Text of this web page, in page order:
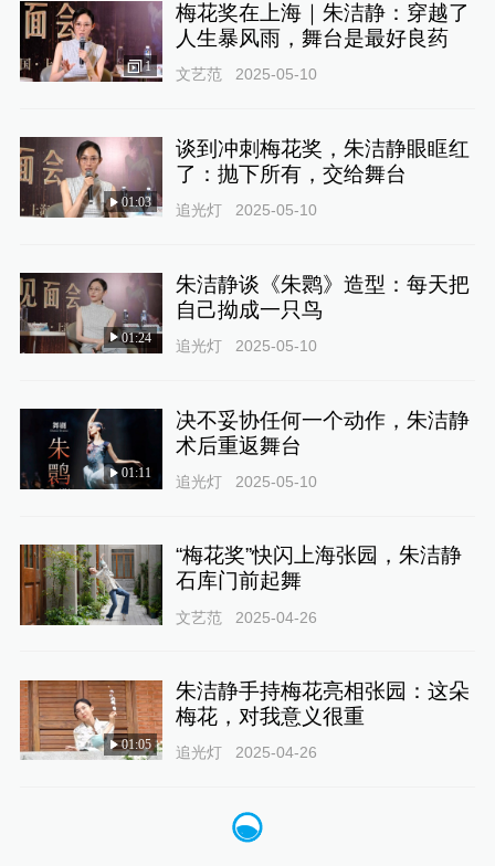
1
梅花奖在上海｜朱洁静：穿越了
人生暴风雨，舞台是最好良药
文艺范 2025-05-10
01:03
谈到冲刺梅花奖，朱洁静眼眶红
了：抛下所有，交给舞台
追光灯 2025-05-10
01:24
朱洁静谈《朱鹮》造型：每天把
自己拗成一只鸟
追光灯 2025-05-10
01:11
决不妥协任何一个动作，朱洁静
术后重返舞台
追光灯 2025-05-10
“梅花奖”快闪上海张园，朱洁静
石库门前起舞
文艺范 2025-04-26
01:05
朱洁静手持梅花亮相张园：这朵
梅花，对我意义很重
追光灯 2025-04-26